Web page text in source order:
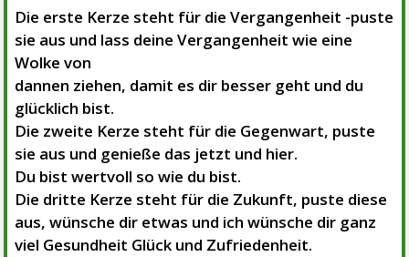
Die erste Kerze steht für die Vergangenheit -puste
sie aus und lass deine Vergangenheit wie eine
Wolke von
dannen ziehen, damit es dir besser geht und du
glücklich bist.
Die zweite Kerze steht für die Gegenwart, puste
sie aus und genieße das jetzt und hier.
Du bist wertvoll so wie du bist.
Die dritte Kerze steht für die Zukunft, puste diese
aus, wünsche dir etwas und ich wünsche dir ganz
viel Gesundheit Glück und Zufriedenheit.